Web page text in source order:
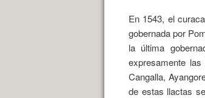
En 1543, el
gobernada por
la última
expresamente
Cangalla,
de estas llactas